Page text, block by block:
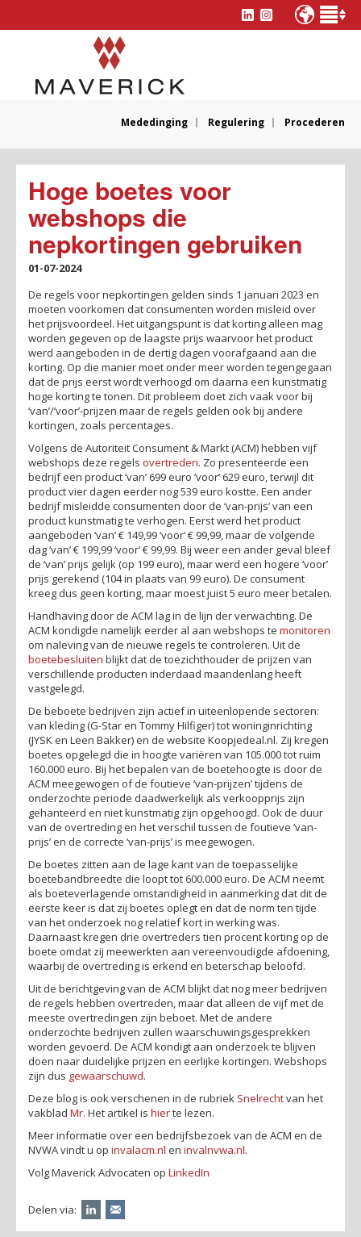
Mededinging Regulering Procederen
Hoge boetes voor
webshops die
nepkortingen gebruiken
01-07-2024
De regels voor nepkortingen gelden sinds 1 januari 2023 en
moeten voorkomen dat consumenten worden misleid over
het prijsvoordeel. Het uitgangspunt is dat korting alleen mag
worden gegeven op de laagste prijs waarvoor het product
werd aangeboden in de dertig dagen voorafgaand aan die
korting. Op die manier moet onder meer worden tegengegaan
dat de prijs eerst wordt verhoogd om daarna een kunstmatig
hoge korting te tonen. Dit probleem doet zich vaak voor bij
‘van’/’voor’-prijzen maar de regels gelden ook bij andere
kortingen, zoals percentages.
Volgens de Autoriteit Consument & Markt (ACM) hebben vijf
webshops deze regels overtreden. Zo presenteerde een
bedrijf een product ‘van’ 699 euro ‘voor’ 629 euro, terwijl dit
product vier dagen eerder nog 539 euro kostte. Een ander
bedrijf misleidde consumenten door de ‘van-prijs’ van een
product kunstmatig te verhogen. Eerst werd het product
aangeboden ‘van’ € 149,99 ‘voor’ € 99,99, maar de volgende
dag ‘van’ € 199,99 ‘voor’ € 99,99. Bij weer een ander geval bleef
de ‘van’ prijs gelijk (op 199 euro), maar werd een hogere ‘voor’
prijs gerekend (104 in plaats van 99 euro). De consument
kreeg dus geen korting, maar moest juist 5 euro meer betalen.
Handhaving door de ACM lag in de lijn der verwachting. De
ACM kondigde namelijk eerder al aan webshops te monitoren
om naleving van de nieuwe regels te controleren. Uit de
boetebesluiten blijkt dat de toezichthouder de prijzen van
verschillende producten inderdaad maandenlang heeft
vastgelegd.
De beboete bedrijven zijn actief in uiteenlopende sectoren:
van kleding (G-Star en Tommy Hilfiger) tot woninginrichting
(JYSK en Leen Bakker) en de website Koopjedeal.nl. Zij kregen
boetes opgelegd die in hoogte variëren van 105.000 tot ruim
160.000 euro. Bij het bepalen van de boetehoogte is door de
ACM meegewogen of de foutieve ‘van-prijzen’ tijdens de
onderzochte periode daadwerkelijk als verkoopprijs zijn
gehanteerd en niet kunstmatig zijn opgehoogd. Ook de duur
van de overtreding en het verschil tussen de foutieve ‘van-
prijs’ en de correcte ‘van-prijs’ is meegewogen.
De boetes zitten aan de lage kant van de toepasselijke
boetebandbreedte die loopt tot 600.000 euro. De ACM neemt
als boeteverlagende omstandigheid in aanmerking dat dit de
eerste keer is dat zij boetes oplegt en dat de norm ten tijde
van het onderzoek nog relatief kort in werking was.
Daarnaast kregen drie overtreders tien procent korting op de
boete omdat zij meewerkten aan vereenvoudigde afdoening,
waarbij de overtreding is erkend en beterschap beloofd.
Uit de berichtgeving van de ACM blijkt dat nog meer bedrijven
de regels hebben overtreden, maar dat alleen de vijf met de
meeste overtredingen zijn beboet. Met de andere
onderzochte bedrijven zullen waarschuwingsgesprekken
worden gevoerd. De ACM kondigt aan onderzoek te blijven
doen naar duidelijke prijzen en eerlijke kortingen. Webshops
zijn dus gewaarschuwd.
Deze blog is ook verschenen in de rubriek Snelrechtvan het
vakblad Mr. Het artikel is hierte lezen.
Meer informatie over een bedrijfsbezoek van de ACM en de
NVWA vindt u op invalacm.nl en invalnvwa.nl.
Volg Maverick Advocaten op LinkedIn
Delen via: